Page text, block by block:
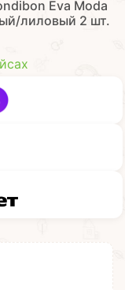
Eva Moda
лиловый 2 шт.